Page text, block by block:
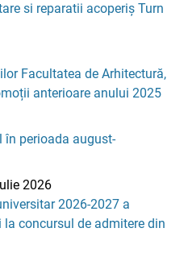
si reparatii acoperiș Turn
Facultatea de Arhitectură,
anterioare anului 2025
în perioada august-
2026
2026-2027 a
concursul de admitere din